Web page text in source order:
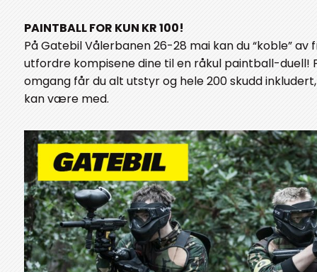
PAINTBALL FOR KUN KR 100!
På Gatebil Vålerbanen 26-28 mai kan du “koble” av
utfordre kompisene dine til en råkul paintball-duell!
omgang får du alt utstyr og hele 200 skudd
kan være med.